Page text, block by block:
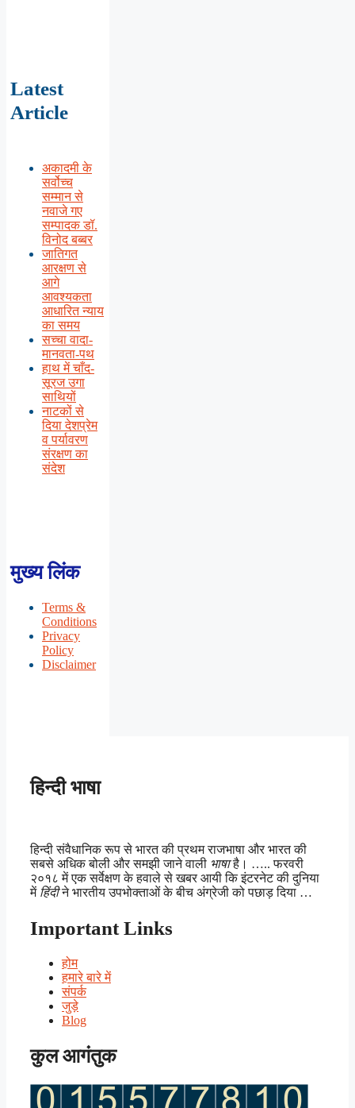
Latest
Article
अकादमी के
सर्वोच्च
सम्मान से
नवाजे गए
सम्पादक डॉ.
विनोद बब्बर
जातिगत
आरक्षण से
आगे
आवश्यकता
आधारित न्याय
का समय
सच्चा वादा-
मानवता-पथ
हाथ में चाँद-
सूरज उगा
साथियों
नाटकों से
दिया देशप्रेम
व पर्यावरण
संरक्षण का
संदेश
मुख्य लिंक
Terms &
Conditions
Privacy
Policy
Disclaimer
हिन्दी भाषा
हिन्दी संवैधानिक रूप से भारत की प्रथम राजभाषा और भारत की
सबसे अधिक बोली और समझी जाने वाली भाषाहै। ….. फरवरी
२०१८ में एक सर्वेक्षण के हवाले से खबर आयी कि इंटरनेट की दुनिया
में हिंदीने भारतीय उपभोक्ताओं के बीच अंग्रेजी को पछाड़ दिया …
Important Links
होम
हमारे बारे में
संपर्क
जुड़े
Blog
कुल आगंतुक